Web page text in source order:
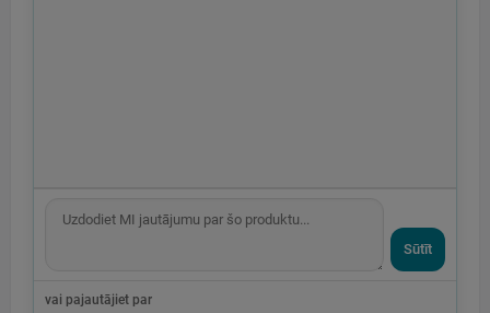
Sūtīt
vai pajautājiet par